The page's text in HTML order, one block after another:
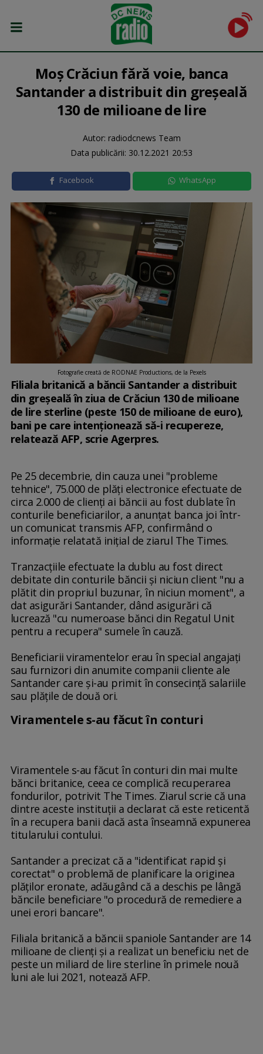
Moş Crăciun fără voie, banca
Santander a distribuit din greşeală
130 de milioane de lire
Autor: radiodcnews Team
Data publicării: 30.12.2021 20:53
Facebook WhatsApp
Fotografie creată de RODNAE Productions, de la Pexels
Filiala britanică a băncii Santander a distribuit
din greşeală în ziua de Crăciun 130 de milioane
de lire sterline (peste 150 de milioane de euro),
bani pe care intenţionează să-i recupereze,
relatează AFP, scrie Agerpres.
Pe 25 decembrie, din cauza unei "probleme
tehnice", 75.000 de plăţi electronice efectuate de
circa 2.000 de clienţi ai băncii au fost dublate în
conturile beneficiarilor, a anunţat banca joi într-
un comunicat transmis AFP, confirmând o
informaţie relatată iniţial de ziarul The Times.
Tranzacţiile efectuate la dublu au fost direct
debitate din conturile băncii şi niciun client "nu a
plătit din propriul buzunar, în niciun moment", a
dat asigurări Santander, dând asigurări că
lucrează "cu numeroase bănci din Regatul Unit
pentru a recupera" sumele în cauză.
Beneficiarii viramentelor erau în special angajaţi
sau furnizori din anumite companii cliente ale
Santander care şi-au primit în consecinţă salariile
sau plăţile de două ori.
Viramentele s-au făcut în conturi
Viramentele s-au făcut în conturi din mai multe
bănci britanice, ceea ce complică recuperarea
fondurilor, potrivit The Times. Ziarul scrie că una
dintre aceste instituţii a declarat că este reticentă
în a recupera banii dacă asta înseamnă expunerea
titularului contului.
Santander a precizat că a "identificat rapid şi
corectat" o problemă de planificare la originea
plăţilor eronate, adăugând că a deschis pe lângă
băncile beneficiare "o procedură de remediere a
unei erori bancare".
Filiala britanică a băncii spaniole Santander are 14
milioane de clienţi şi a realizat un beneficiu net de
peste un miliard de lire sterline în primele nouă
luni ale lui 2021, notează AFP.